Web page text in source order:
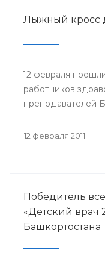
Лыжный кросс
12 февраля
работников
преподавателей
12 февраля 2011
Победитель
«Детский врач
Башкортостана